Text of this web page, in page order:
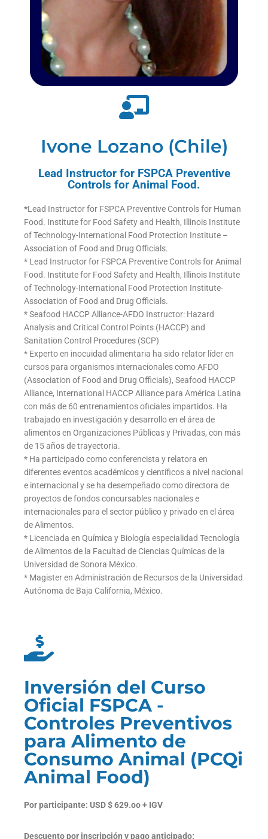
Ivone Lozano (Chile)
Lead Instructor for FSPCA Preventive
Controls for Animal Food.
*Lead Instructor for FSPCA Preventive Controls for Human
Food. Institute for Food Safety and Health, Illinois Institute
of Technology-International Food Protection Institute –
Association of Food and Drug Officials.
* Lead Instructor for FSPCA Preventive Controls for Animal
Food. Institute for Food Safety and Health, Illinois Institute
of Technology-International Food Protection Institute-
Association of Food and Drug Officials.
* Seafood HACCP Alliance-AFDO Instructor: Hazard
Analysis and Critical Control Points (HACCP) and
Sanitation Control Procedures (SCP)
* Experto en inocuidad alimentaria ha sido relator líder en
cursos para organismos internacionales como AFDO
(Association of Food and Drug Officials), Seafood HACCP
Alliance, International HACCP Alliance para América Latina
con más de 60 entrenamientos oficiales impartidos. Ha
trabajado en investigación y desarrollo en el área de
alimentos en Organizaciones Públicas y Privadas, con más
de 15 años de trayectoria.
* Ha participado como conferencista y relatora en
diferentes eventos académicos y científicos a nivel nacional
e internacional y se ha desempeñado como directora de
proyectos de fondos concursables nacionales e
internacionales para el sector público y privado en el área
de Alimentos.
* Licenciada en Química y Biología especialidad Tecnología
de Alimentos de la Facultad de Ciencias Químicas de la
Universidad de Sonora México.
* Magister en Administración de Recursos de la Universidad
Autónoma de Baja California, México.
Inversión del Curso
Oficial FSPCA -
Controles Preventivos
para Alimento de
Consumo Animal (PCQi
Animal Food)
Por participante: USD $ 629.oo + IGV
Descuento por inscripción y pago anticipado: